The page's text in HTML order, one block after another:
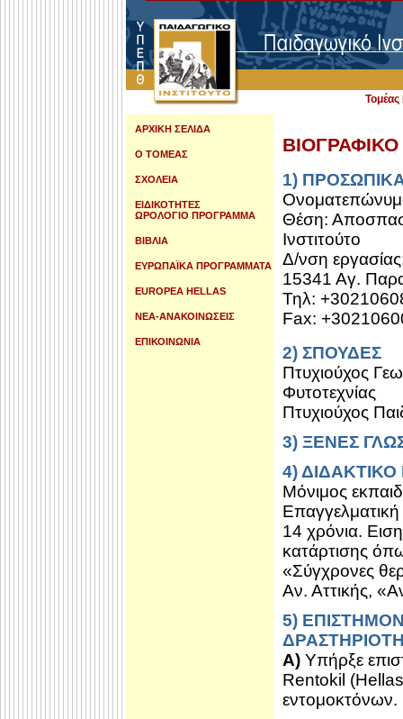
ΑΡΧΙΚΗ ΣΕΛΙΔΑ
Ο ΤΟΜΕΑΣ
ΣΧΟΛΕΙΑ
ΕΙΔΙΚΟΤΗΤΕΣ
ΩΡΟΛΟΓΙΟ ΠΡΟΓΡΑΜΜΑ
ΒΙΒΛΙΑ
ΕΥΡΩΠΑΪΚΑ ΠΡΟΓΡΑΜΜΑΤΑ
EUROPEA HELLAS
ΝΕΑ-ΑΝΑΚΟΙΝΩΣΕΙΣ
ΕΠΙΚΟΙΝΩΝΙΑ
1)
Θέση:
Ινστιτούτο
Δ/νση
15341 Αγ.
Τηλ:
Fax:
2) ΣΠΟΥΔΕΣ
Πτυχιούχος
Φυτοτεχνίας
Πτυχιούχος
3) ΞΕΝΕΣ
4)
Μόνιμος
14 χρόνια.
κατάρτισης
«Σύγχρονες
Αν. Αττικής,
5)
Α) Υπήρξε
Rentokil
εντομοκτόνων.